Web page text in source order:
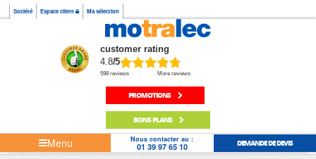
Société Espace client Ma sélection
customer rating
4.8/5
598 reviews More reviews
PROMOTIONS
BONS PLANS
Menu Nous contacter au :
01 39 97 65 10 DEMANDE DE DEVIS